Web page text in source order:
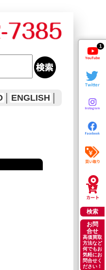
1
検索
お問
合せ
高価買取
方法など
何でもお
気軽にお
問合せく
ださい！
ENGLISH